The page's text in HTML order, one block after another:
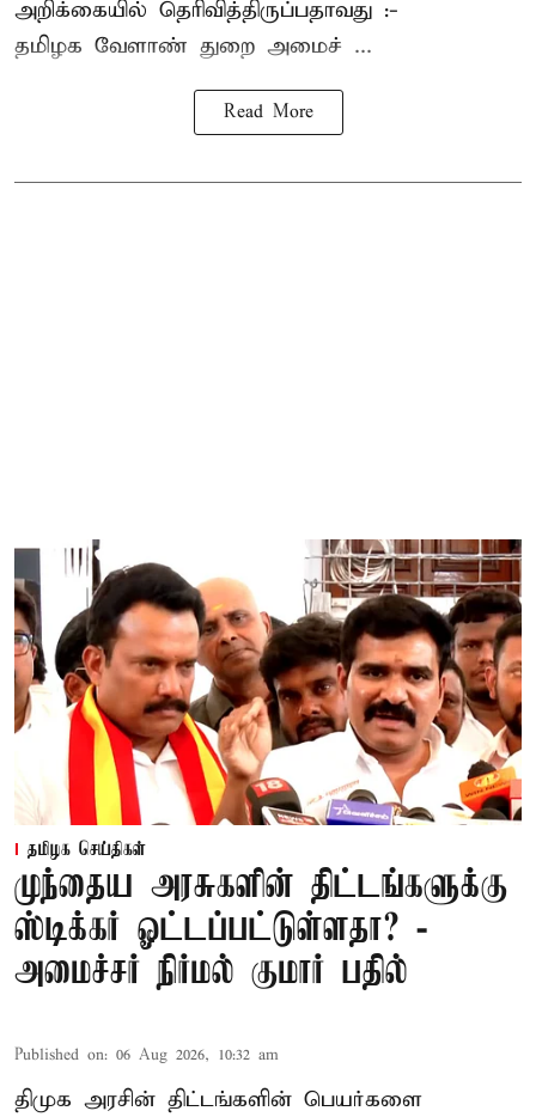
அறிக்கையில் தெரிவித்திருப்பதாவது :-
தமிழக வேளாண் துறை அமைச் ...
Read More
தமிழக செய்திகள்
முந்தைய அரசுகளின் திட்டங்களுக்கு
ஸ்டிக்கர் ஓட்டப்பட்டுள்ளதா? -
அமைச்சர் நிர்மல் குமார் பதில்
Published on: 06 Aug 2026, 10:32 am
திமுக அரசின் திட்டங்களின் பெயர்களை